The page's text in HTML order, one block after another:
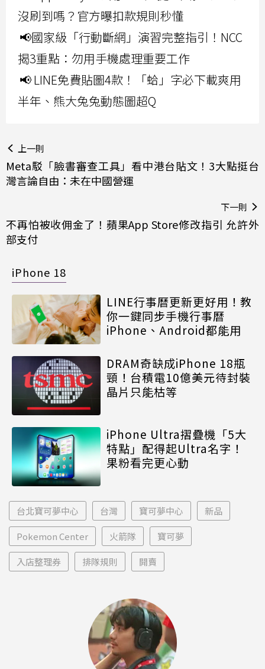
沒刷到嗎？官方曝扣款規則秒懂
📢國家級「行動斷網」演習完整指引！NCC
揭3重點：勿用手機處理重要工作
📢 LINE免費貼圖4款！「蛤」字必下載爽用
半年、熊大兔兔動態圖超Q
上一則
Meta駁「臉書審查工具」看中港台貼文！3大點挺台
灣言論自由：未在中國營運
下一則
不再怕被收佣金了！蘋果App Store修改指引 允許外
部支付
iPhone 18
LINE行事曆更新更好用！教
你一鍵同步手機行事曆
iPhone、Android都能用
DRAM奇缺成iPhone 18瓶
頸！台積電10億美元待封裝
晶片只能枯等
iPhone Ultra摺疊機「5大
特點」配得起Ultra名字！
果粉看完更心動
台北寶可夢中心 台灣 寶可夢中心 新品
Pokemon Center 火箭隊 寶可夢
入店整理券 排隊規則 開賣